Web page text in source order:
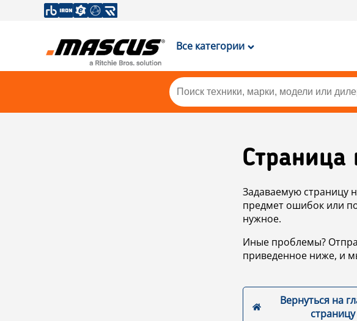
Все категории
Страница
Задаваемую страницу
предмет ошибок или
нужное.
Иные проблемы?
приведенное ниже, и
Вернуться на
страницу